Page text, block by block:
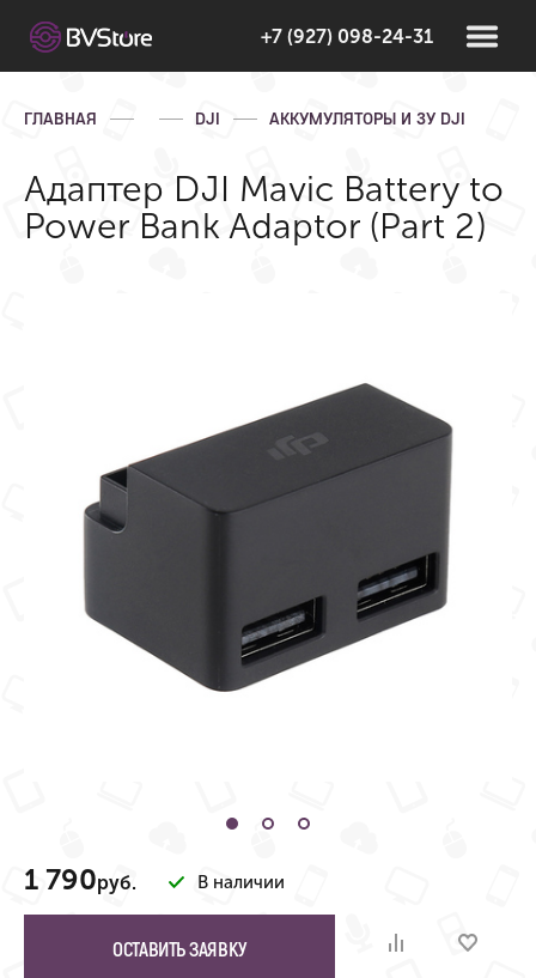
+7 (927) 098-24-31
ГЛАВНАЯ DJI АККУМУЛЯТОРЫ И ЗУ DJI
Адаптер DJI Mavic Battery to
Power Bank Adaptor (Part 2)
1 790руб. В наличии
ОСТАВИТЬ ЗАЯВКУ